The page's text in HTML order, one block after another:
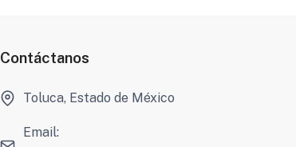
Contáctanos
Toluca, Estado de México
Email: